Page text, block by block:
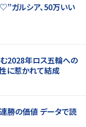
ガルシア、50万いい
2028年ロス五輪への
に惹かれて結成
勝の価値 データで読